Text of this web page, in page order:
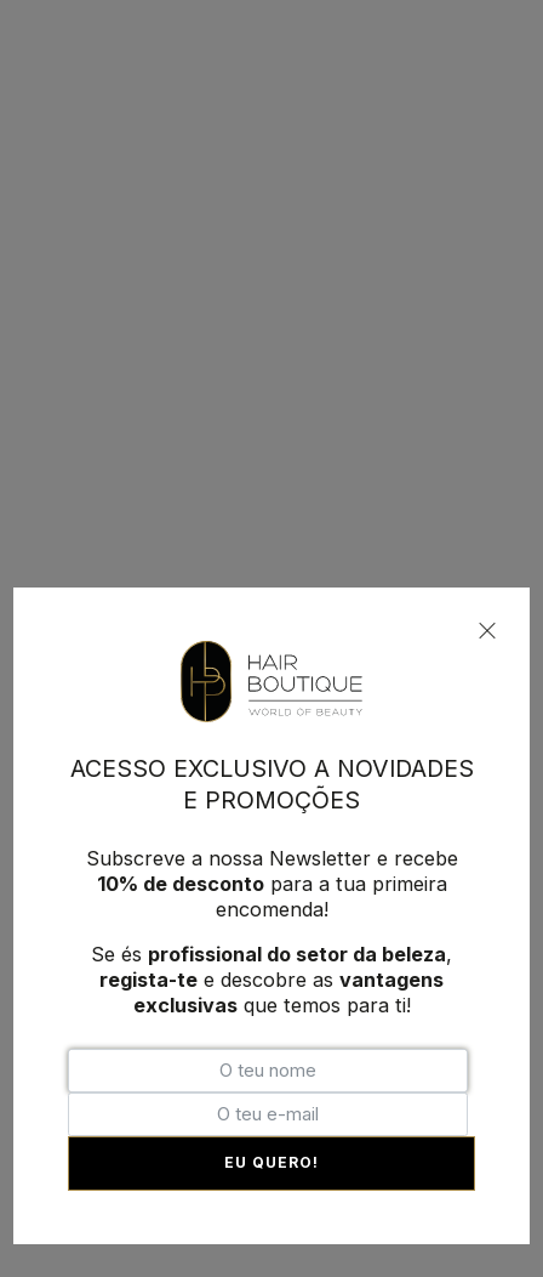
ACESSO EXCLUSIVO A NOVIDADES
E PROMOÇÕES
Subscreve a nossa Newsletter e recebe
10% de descontopara a tua primeira
encomenda!
Se és profissional do setor da beleza,
regista-te e descobre as vantagens
exclusivasque temos para ti!
EU QUERO!